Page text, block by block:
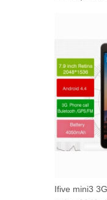
Ifive mini3